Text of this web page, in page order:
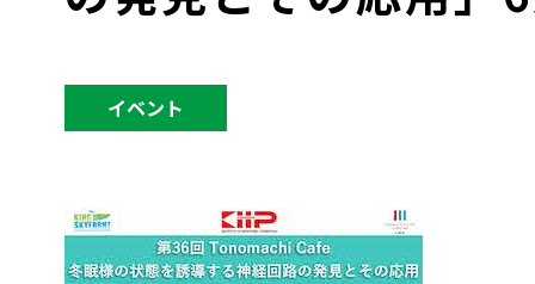
イベント